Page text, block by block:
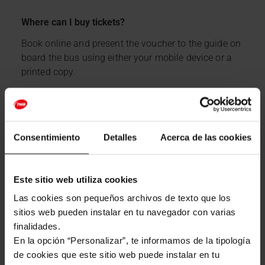
Consentimiento Detalles Acerca de las cookies
Este sitio web utiliza cookies
Las cookies son pequeños archivos de texto que los
sitios web pueden instalar en tu navegador con varias
finalidades.
En la opción “Personalizar”, te informamos de la tipología
de cookies que este sitio web puede instalar en tu
Where can I buy tickets?
Book online and present the voucher to the guide on
board the bus using either your mobile device or a
printed copy.
Reservation valid for 180 calendar days from the
date of purchase.
Two different routesto be enjoyed with a
single ticket.
With38 stops and 3 points connectingthe
different routes, visitors can explore all the
areas Barcelona has to offer.